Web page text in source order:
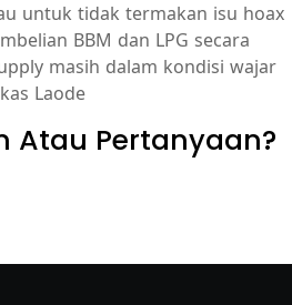
untuk tidak termakan isu hoax
BBM dan LPG secara
masih dalam kondisi wajar
Laode
Atau Pertanyaan?